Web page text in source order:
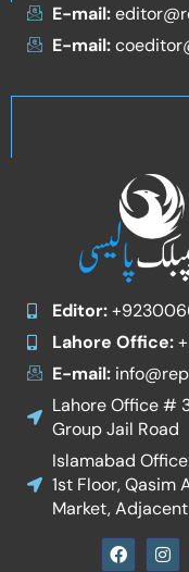
E-mail:
E-mail:
Editor:
Lahore Office:
E-mail:
Lahore Office #
Group Jail Road
Islamabad
1st Floor, Qasim
Market,
F
a
I
n